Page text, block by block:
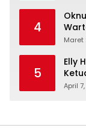
4
Maret
5
Elly
April